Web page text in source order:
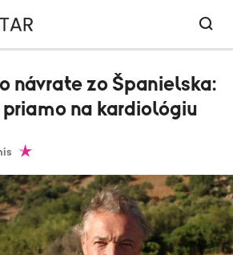
návrate zo Španielska:
na kardiológiu